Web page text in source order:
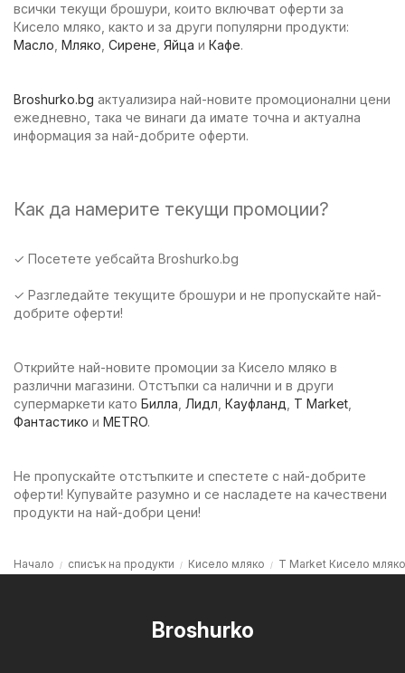
всички текущи брошури, които включват оферти за
Кисело мляко, както и за други популярни продукти:
Масло, Мляко, Сирене, Яйца и Кафе.
Broshurko.bg актуализира най-новите промоционални цени
ежедневно, така че винаги да имате точна и актуална
информация за най-добрите оферти.
Как да намерите текущи промоции?
✓ Посетете уебсайта Broshurko.bg
✓ Разгледайте текущите брошури и не пропускайте най-
добрите оферти!
Открийте най-новите промоции за Кисело мляко в
различни магазини. Отстъпки са налични и в други
супермаркети като Билла, Лидл, Кауфланд, T Market,
Фантастико и METRO.
Не пропускайте отстъпките и спестете с най-добрите
оферти! Купувайте разумно и се насладете на качествени
продукти на най-добри цени!
Начало списък на продукти Кисело мляко T Market Кисело мляко
Broshurko